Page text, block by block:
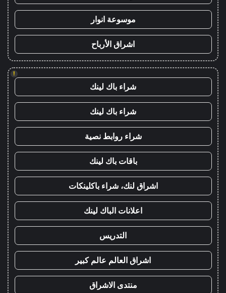
موسوعة انوار
اشراق الأرباح
!
شراء باك لينك
شراء باك لينك
شراء روابط نصية
باقات باك لينك
اشراق لنك، شراء باكلينكات
اعلانات الباك لينك
التدريس
اشراق العالم عالم كبير
منتدى الاشراق